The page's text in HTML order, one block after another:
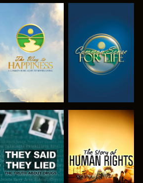
TITTA TITTA
TITTA TITTA